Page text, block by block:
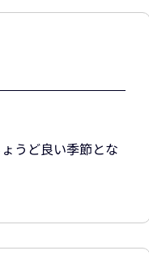
うど良い季節とな